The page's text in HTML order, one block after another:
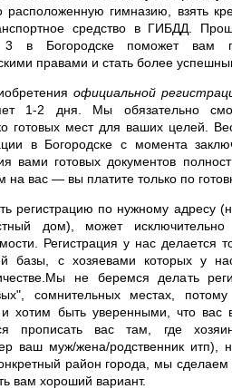
расположенную гимназию, взять
средство в ГИБДД.
в Богородске поможет вам
правами и стать более
официальной
1-2 дня. Мы обязательно
готовых мест для ваших целей.
в Богородске с момента
вами готовых документов
на вас — вы платите только по
регистрацию по нужному адресу
дом), может исключительно
Регистрация у нас делается
базы, с хозяевами которых у
не беремся делать
сомнительных местах,
хотим быть уверенными, что вас
прописать вас там, где
ваш муж/жена/родственник итп),
район города, мы
вам хороший вариант.